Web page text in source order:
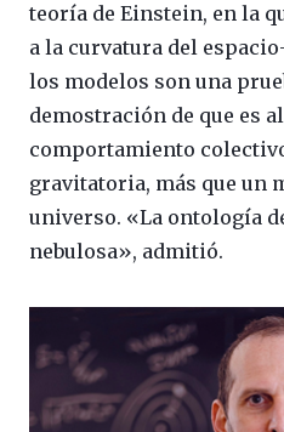
teoría de Einstein, en la
a la curvatura del
los modelos son una
demostración de que es
comportamiento
gravitatoria, más que un
universo. «La ontología
nebulosa», admitió.